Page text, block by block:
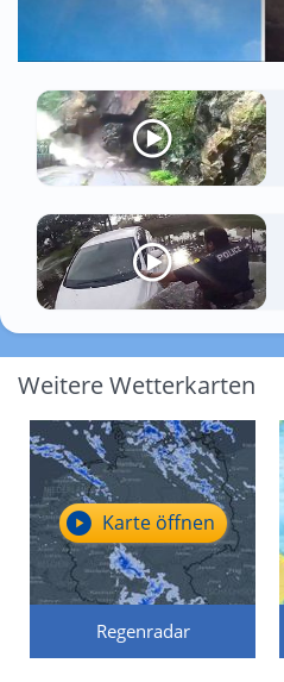
Weitere Wetterkarten
Regenradar
Karte öffnen